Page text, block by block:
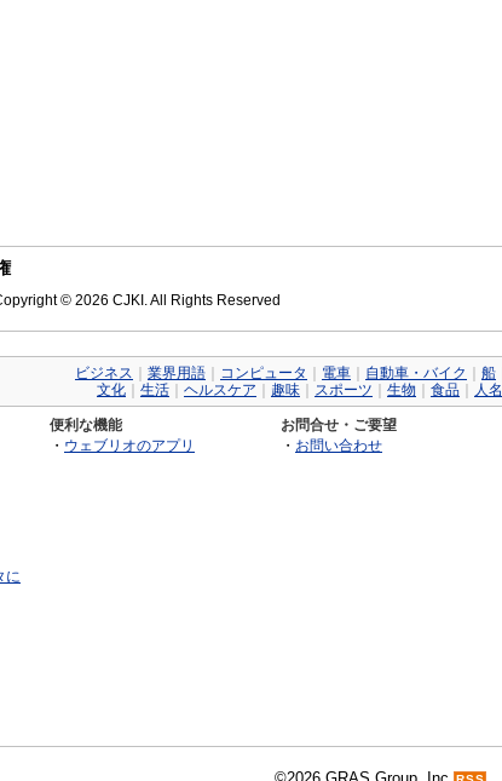
© 2026 CJKI. All Rights Reserved
ビジネス 業界用語 コンピュータ 電車 自動車・バイク 船
文化
生活 ヘルスケア 趣味 スポーツ 生物 食品 人名
に
便利な機能
・ ウェブリオのアプリ
お問合せ・ご要望
・ お問い合わせ